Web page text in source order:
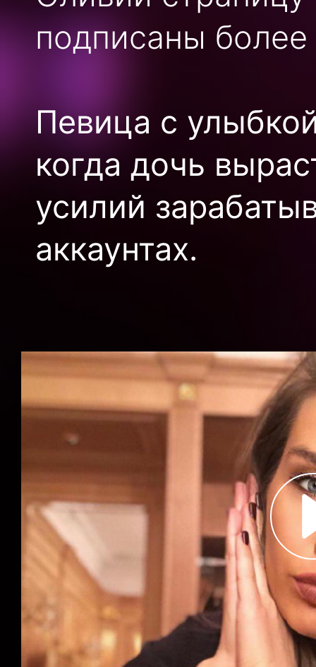
подписаны
Певица с
когда дочь
усилий
аккаунтах.